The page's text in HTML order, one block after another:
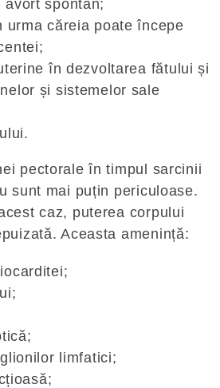
avort spontan;
urma căreia poate începe
în dezvoltarea fătului și
și sistemelor sale
pectorale în timpul sarcinii
sunt mai puțin periculoase.
caz, puterea corpului
Aceasta amenință:
limfatici;